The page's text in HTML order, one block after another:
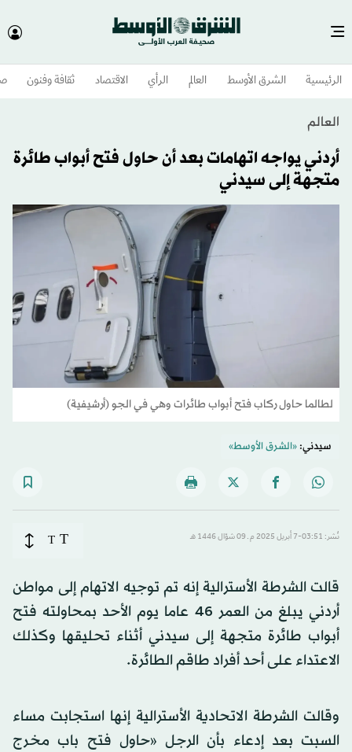
الرئيسية الشرق الأوسط​ العالم الرأي الاقتصاد ثقافة وفنون
العالم
أردني يواجه اتهامات بعد أن حاول فتح أبواب طائرة
متجهة إلى سيدني
لطالما حاول ركاب فتح أبواب طائرات وهي في الجو (أرشيفية)
سيدني:«الشرق الأوسط»
نُشر: 03:51-7 أبريل 2025 م ـ 09 شوّال 1446 هـ T
T
قالت الشرطة الأسترالية إنه تم توجيه الاتهام إلى مواطن
أردني يبلغ من العمر 46 عاما يوم الأحد بمحاولته فتح
أبواب طائرة متجهة إلى سيدني أثناء تحليقها وكذلك
الاعتداء على أحد أفراد طاقم الطائرة.
وقالت الشرطة الاتحادية الأسترالية إنها استجابت مساء
السبت بعد إدعاء بأن الرجل «حاول فتح باب مخرج